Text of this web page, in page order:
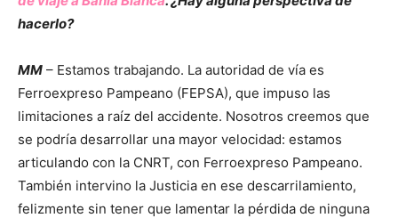
hacerlo?
MM – Estamos trabajando. La autoridad de vía es
Ferroexpreso Pampeano (FEPSA), que impuso las
limitaciones a raíz del accidente. Nosotros creemos que
se podría desarrollar una mayor velocidad: estamos
articulando con la CNRT, con Ferroexpreso Pampeano.
También intervino la Justicia en ese descarrilamiento,
felizmente sin tener que lamentar la pérdida de ninguna